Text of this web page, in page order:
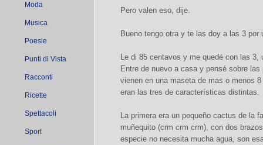
Moda
Musica
Poesie
Punti di Vista
Racconti
Ricette
Spettacoli
Sport
Pero valen eso, dije.
Bueno tengo otra y te las doy a las 3 por
Le di 85 centavos y me quedé con las
Entre de nuevo a casa y pensé sobre
vienen en una maseta de mas o menos
eran las tres de características distintas.
La primera era un pequeño cactus de la
muñequito (crm crm crm), con dos
especie no necesita mucha agua, son